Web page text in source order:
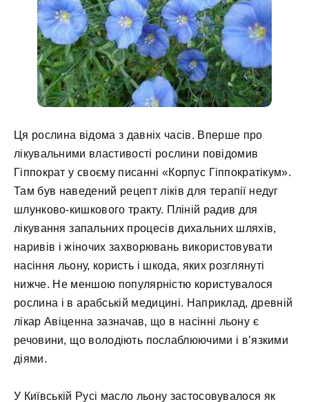
Ця рослина відома з давніх часів. Вперше про
лікувальними властивості рослини повідомив
Гіппократ у своєму писанні «Корпус Гіппократікум».
Там був наведений рецепт ліків для терапії недуг
шлунково-кишкового тракту. Пліній радив для
лікування запальних процесів дихальних шляхів,
наривів і жіночих захворювань використовувати
насіння льону, користь і шкода, яких розглянуті
нижче. Не меншою популярністю користувалося
рослина і в арабській медицині. Наприклад, древній
лікар Авіценна зазначав, що в насінні льону є
речовини, що володіють послаблюючими і в’язкими
діями.
У Київській Русі масло льону застосовувалося як